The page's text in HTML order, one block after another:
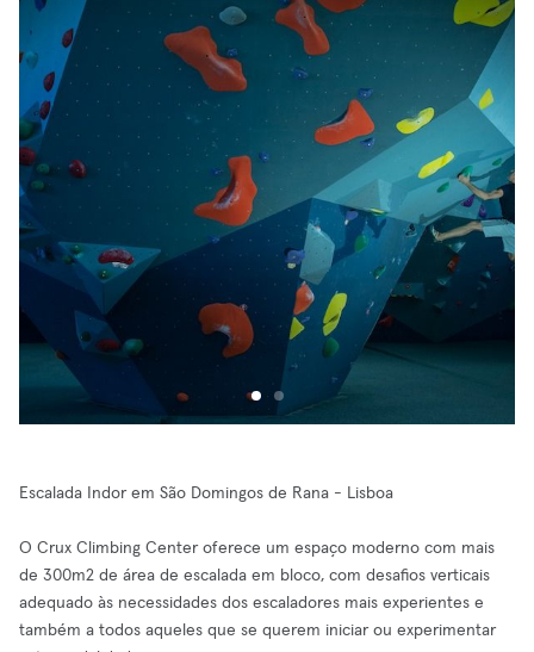
Escalada Indor em São Domingos de Rana - Lisboa
O Crux Climbing Center oferece um espaço moderno com mais
de 300m2 de área de escalada em bloco, com desafios verticais
adequado às necessidades dos escaladores mais experientes e
também a todos aqueles que se querem iniciar ou experimentar